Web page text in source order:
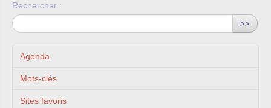
Rechercher :
>>
Agenda
Mots-clés
Sites favoris